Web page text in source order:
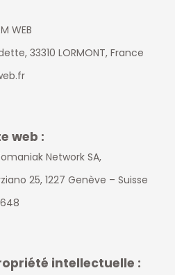
WEB
33310 LORMONT, France
web :
Network SA,
25, 1227 Genève – Suisse
intellectuelle :